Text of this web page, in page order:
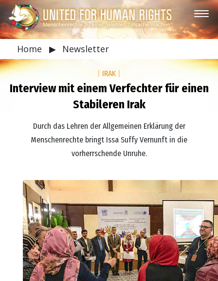
Home ▶ Newsletter
IRAK
Interview mit einem Verfechter für einen
Stabileren Irak
Durch das Lehren der Allgemeinen Erklärung der
Menschenrechte bringt Issa Suffy Vernunft in die
vorherrschende Unruhe.